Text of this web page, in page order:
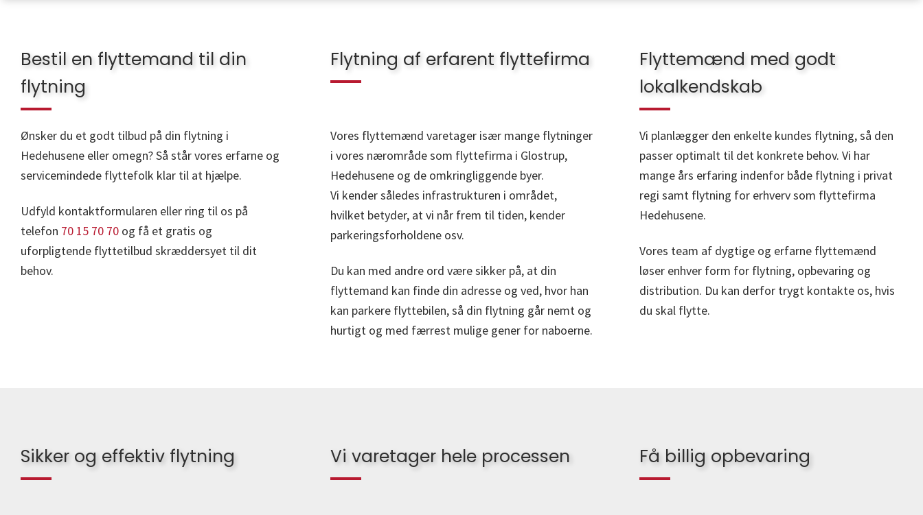
Bestil en flyttemand til din
flytning
Ønsker du et godt tilbud på din flytning i
Hedehusene eller omegn? Så står vores erfarne og
servicemindede flyttefolk klar til at hjælpe.
Udfyld kontaktformularen eller ring til os på
telefon 70 15 70 70 og få et gratis og
uforpligtende flyttetilbud skræddersyet til dit
behov.
Flytning af erfarent flyttefirma
Vores flyttemænd varetager især mange flytninger
i vores nærområde som flyttefirma i Glostrup,
Hedehusene og de omkringliggende byer.
Vi kender således infrastrukturen i området,
hvilket betyder, at vi når frem til tiden, kender
parkeringsforholdene osv.
Du kan med andre ord være sikker på, at din
flyttemand kan finde din adresse og ved, hvor han
kan parkere flyttebilen, så din flytning går nemt og
hurtigt og med færrest mulige gener for naboerne.
Flyttemænd med godt
lokalkendskab
Vi planlægger den enkelte kundes flytning, så den
passer optimalt til det konkrete behov. Vi har
mange års erfaring indenfor både flytning i privat
regi samt flytning for erhverv som flyttefirma
Hedehusene.
Vores team af dygtige og erfarne flyttemænd
løser enhver form for flytning, opbevaring og
distribution. Du kan derfor trygt kontakte os, hvis
du skal flytte.
Sikker og effektiv flytning Vi varetager hele processen Få billig opbevaring